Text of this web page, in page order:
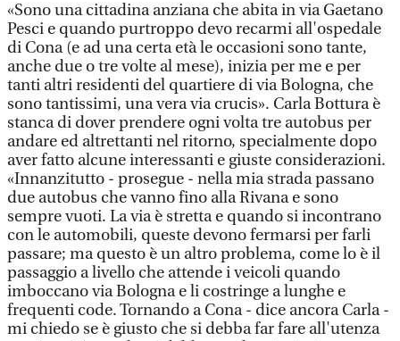
«Sono una cittadina anziana che abita in via Gaetano
Pesci e quando purtroppo devo recarmi all'ospedale
di Cona (e ad una certa età le occasioni sono tante,
anche due o tre volte al mese), inizia per me e per
tanti altri residenti del quartiere di via Bologna, che
sono tantissimi, una vera via crucis». Carla Bottura è
stanca di dover prendere ogni volta tre autobus per
andare ed altrettanti nel ritorno, specialmente dopo
aver fatto alcune interessanti e giuste considerazioni.
«Innanzitutto - prosegue - nella mia strada passano
due autobus che vanno fino alla Rivana e sono
sempre vuoti. La via è stretta e quando si incontrano
con le automobili, queste devono fermarsi per farli
passare; ma questo è un altro problema, come lo è il
passaggio a livello che attende i veicoli quando
imboccano via Bologna e li costringe a lunghe e
frequenti code. Tornando a Cona - dice ancora Carla -
mi chiedo se è giusto che si debba far fare all'utenza